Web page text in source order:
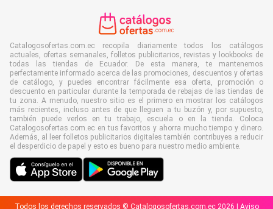
Catalogosofertas.com.ec recopila diariamente todos los catálogos
actuales, ofertas semanales, folletos publicitarios, revistas y lookbooks de
todas las tiendas de Ecuador. De esta manera, te mantenemos
perfectamente informado acerca de las promociones, descuentos y ofertas
de catálogo, y puedes encontrar fácilmente esa oferta, promoción o
descuento en particular durante la temporada de rebajas de las tiendas de
tu zona. A menudo, nuestro sitio es el primero en mostrar los catálogos
más recientes, incluso antes de que lleguen a tu buzón y, por supuesto,
también puede verlos en tu trabajo, escuela o en la tienda. Coloca
Catalogosofertas.com.ec en tus favoritos y ahorra mucho tiempo y dinero.
Además, al leer folletos publicitarios digitales también contribuyes a reducir
el desperdicio de papel y esto es bueno para nuestro medio ambiente.
Todos los derechos reservados © Catalogosofertas.com.ec 2026 | Aviso